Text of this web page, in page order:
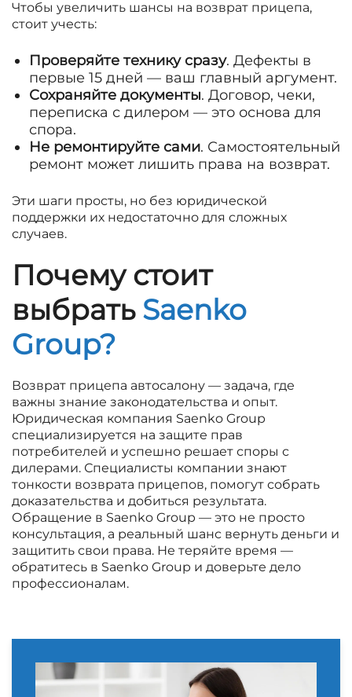
Чтобы увеличить шансы на возврат прицепа,
стоит учесть:
Проверяйте технику сразу. Дефекты в
первые 15 дней — ваш главный аргумент.
Сохраняйте документы. Договор, чеки,
переписка с дилером — это основа для
спора.
Не ремонтируйте сами. Самостоятельный
ремонт может лишить права на возврат.
Эти шаги просты, но без юридической
поддержки их недостаточно для сложных
случаев.
Почему стоит
выбрать Saenko
Group?
Возврат прицепа автосалону — задача, где
важны знание законодательства и опыт.
Юридическая компания Saenko Group
специализируется на защите прав
потребителей и успешно решает споры с
дилерами. Специалисты компании знают
тонкости возврата прицепов, помогут собрать
доказательства и добиться результата.
Обращение в Saenko Group — это не просто
консультация, а реальный шанс вернуть деньги и
защитить свои права. Не теряйте время —
обратитесь в Saenko Group и доверьте дело
профессионалам.